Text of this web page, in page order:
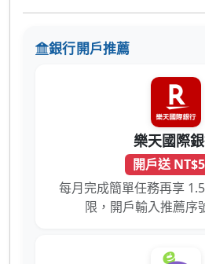
銀行開戶推薦
樂天國際
開戶送
每月完成簡單任務再享
限，開戶輸入推薦序